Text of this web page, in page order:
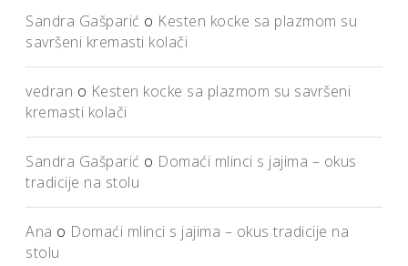
Sandra Gašparić o Kesten kocke sa plazmom su
savršeni kremasti kolači
vedran o Kesten kocke sa plazmom su savršeni
kremasti kolači
Sandra Gašparić o Domaći mlinci s jajima – okus
tradicije na stolu
Ana o Domaći mlinci s jajima – okus tradicije na
stolu